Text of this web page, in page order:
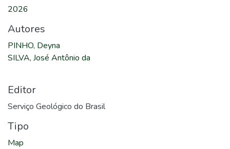
2026
Autores
PINHO, Deyna
SILVA, José Antônio da
Editor
Serviço Geológico do Brasil
Tipo
Map